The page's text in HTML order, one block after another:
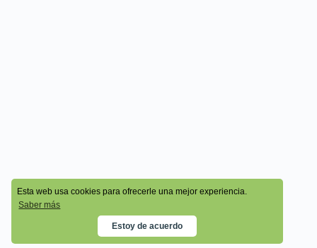
Esta web usa cookies para ofrecerle una mejor experiencia.
Saber más
Estoy de acuerdo
© 2026 - Cala Academy